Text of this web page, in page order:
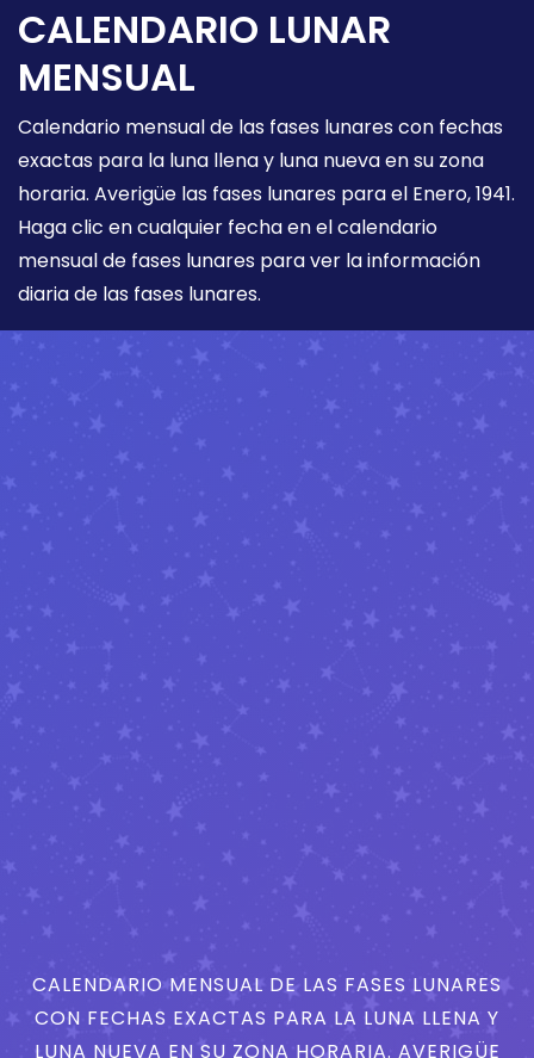
CALENDARIO LUNAR
MENSUAL
Calendario mensual de las fases lunares con fechas
exactas para la luna llena y luna nueva en su zona
horaria. Averigüe las fases lunares para el Enero, 1941.
Haga clic en cualquier fecha en el calendario
mensual de fases lunares para ver la información
diaria de las fases lunares.
CALENDARIO MENSUAL DE LAS FASES LUNARES
CON FECHAS EXACTAS PARA LA LUNA LLENA Y
LUNA NUEVA EN SU ZONA HORARIA. AVERIGÜE